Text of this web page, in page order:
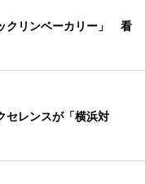
クリンベーカリー」 看
セレンスが「横浜対